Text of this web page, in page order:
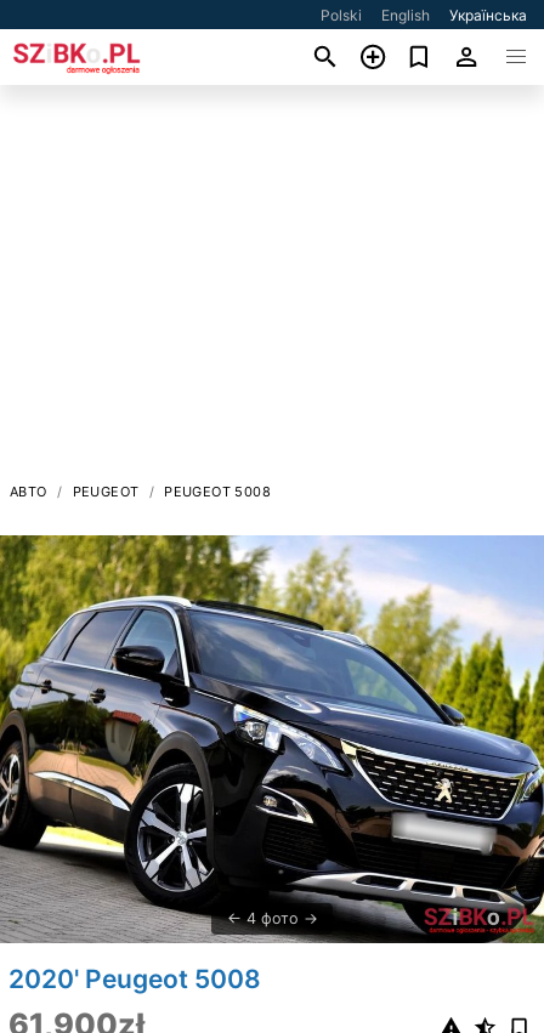
Polski English Українська
АВТО PEUGEOT PEUGEOT 5008
4 фото
2020' Peugeot 5008
61,900zł